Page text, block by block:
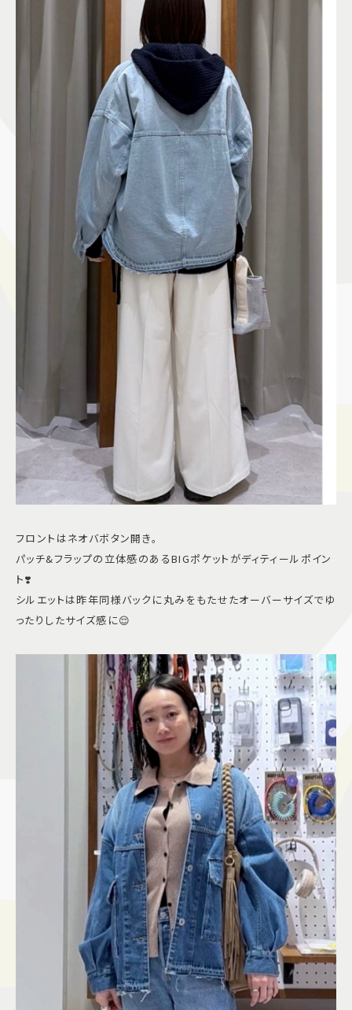
フロントはネオバボタン開き。
パッチ&フラップの立体感のあるBIGポケットがディティールポイン
ト❣️
シルエットは昨年同様バックに丸みをもたせたオーバーサイズでゆ
ったりしたサイズ感に😌